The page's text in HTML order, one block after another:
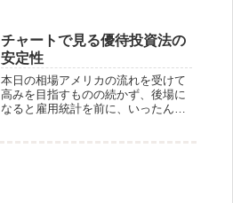
が、内需株にとっては追い風でし
た。本日の成績総評価額 +0.05%含
み益を込んだ総投...
チャートで見る優待投資法の
安定性
本日の相場アメリカの流れを受けて
高みを目指すものの続かず、後場に
なると雇用統計を前に、いったん手